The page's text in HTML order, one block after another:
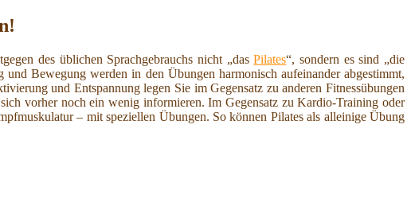
des üblichen Sprachgebrauchs nicht „dasPilates“, sondern es sind „die
Bewegung werden in den Übungen harmonisch aufeinander abgestimmt,
und Entspannung legen Sie im Gegensatz zu anderen Fitnessübungen
vorher noch ein wenig informieren. Im Gegensatz zu Kardio-Training oder
– mit speziellen Übungen. So können Pilates als alleinige Übung